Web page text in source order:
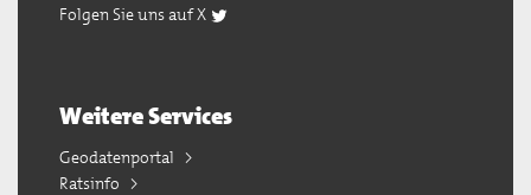
Folgen Sie uns auf X
Weitere Services
Geodatenportal
Ratsinfo